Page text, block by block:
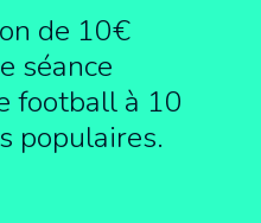
de 10€
séance
football à 10
populaires.